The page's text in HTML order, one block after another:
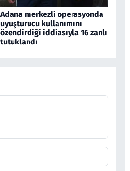
Adana merkezli operasyonda
uyuşturucu kullanımını
özendirdiği iddiasıyla 16 zanlı
tutuklandı